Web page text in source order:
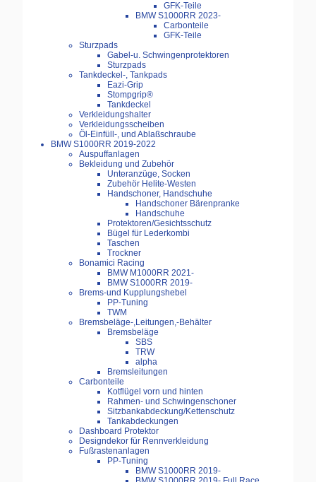
GFK-Teile
BMW S1000RR 2023-
Carbonteile
GFK-Teile
Sturzpads
Gabel-u. Schwingenprotektoren
Sturzpads
Tankdeckel-, Tankpads
Eazi-Grip
Stompgrip®
Tankdeckel
Verkleidungshalter
Verkleidungsscheiben
Öl-Einfüll-, und Ablaßschraube
BMW S1000RR 2019-2022
Auspuffanlagen
Bekleidung und Zubehör
Unteranzüge, Socken
Zubehör Helite-Westen
Handschoner, Handschuhe
Handschoner Bärenpranke
Handschuhe
Protektoren/Gesichtsschutz
Bügel für Lederkombi
Taschen
Trockner
Bonamici Racing
BMW M1000RR 2021-
BMW S1000RR 2019-
Brems-und Kupplungshebel
PP-Tuning
TWM
Bremsbeläge-,Leitungen,-Behälter
Bremsbeläge
SBS
TRW
alpha
Bremsleitungen
Carbonteile
Kotflügel vorn und hinten
Rahmen- und Schwingenschoner
Sitzbankabdeckung/Kettenschutz
Tankabdeckungen
Dashboard Protektor
Designdekor für Rennverkleidung
Fußrastenanlagen
PP-Tuning
BMW S1000RR 2019-